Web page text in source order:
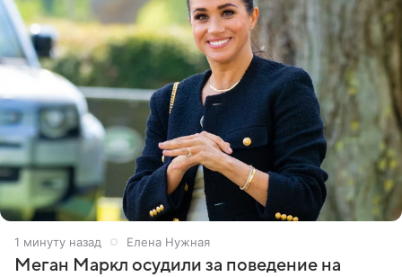
1 минуту назад Елена Нужная
Меган Маркл осудили за поведение на